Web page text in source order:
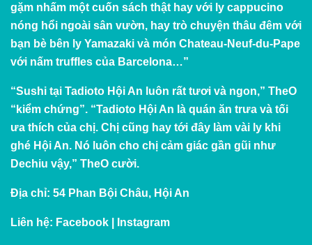
gặm nhấm một cuốn sách thật hay với ly cappucino
nóng hổi ngoài sân vườn, hay trò chuyện thâu đêm với
bạn bè bên ly Yamazaki và món Chateau-Neuf-du-Pape
với nấm truffles của Barcelona…”
“Sushi tại Tadioto Hội An luôn rất tươi và ngon,” TheO
“kiểm chứng”. “Tadioto Hội An là quán ăn trưa và tối
ưa thích của chị. Chị cũng hay tới đây làm vài ly khi
ghé Hội An. Nó luôn cho chị cảm giác gần gũi như
Dechiu vậy,” TheO cười.
Địa chỉ: 54 Phan Bội Châu, Hội An
Liên hệ: Facebook Instagram